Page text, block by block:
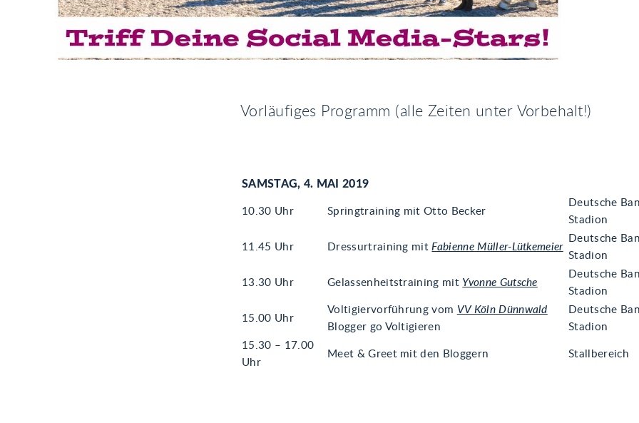
Vorläufiges Programm (alle Zeiten unter Vorbehalt!)
SAMSTAG, 4. MAI 2019
10.30 Uhr Springtraining mit Otto Becker
Deutsche
Stadion
11.45 Uhr Dressurtraining mitFabienne Müller-Lütkemeier
Deutsche
Stadion
13.30 Uhr Gelassenheitstraining mit Yvonne Gutsche
Deutsche
Stadion
15.00 Uhr
Voltigiervorführung vom VV Köln Dünnwald
Blogger go Voltigieren
Deutsche
Stadion
15.30 – 17.00
Uhr
Meet & Greet mit den Bloggern Stallbereich